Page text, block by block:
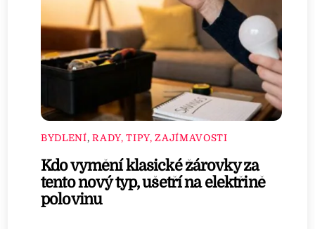
BYDLENÍ,RADY, TIPY, ZAJÍMAVOSTI
Kdo vymění klasické žárovky za
tento nový typ, ušetří na elektřině
polovinu